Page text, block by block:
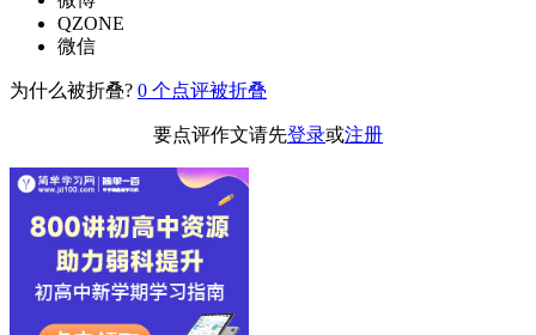
QZONE
微信
为什么被折叠? 0 个点评被折叠
要点评作文请先登录或注册